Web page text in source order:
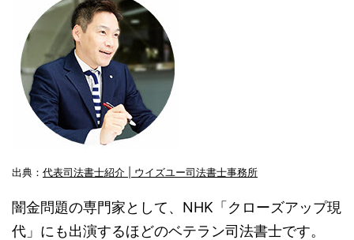
出典： 代表司法書士紹介 | ウイズユー司法書士事務所
闇金問題の専門家として、NHK「クローズアップ現
代」にも出演するほどのベテラン司法書士です。